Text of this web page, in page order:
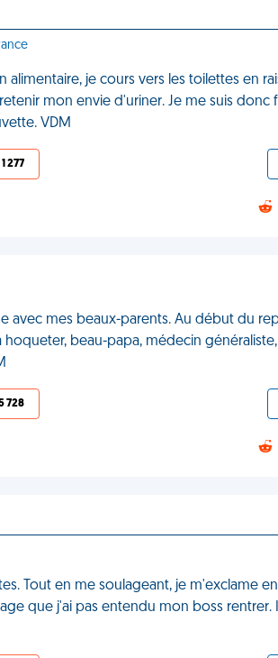
alimentaire, je cours vers les toilettes en
mon envie d'uriner. Je me suis donc
VDM
1 277
avec mes beaux-parents. Au début du
beau-papa, médecin
728
Tout en me soulageant, je m'exclame
que j'ai pas entendu mon boss